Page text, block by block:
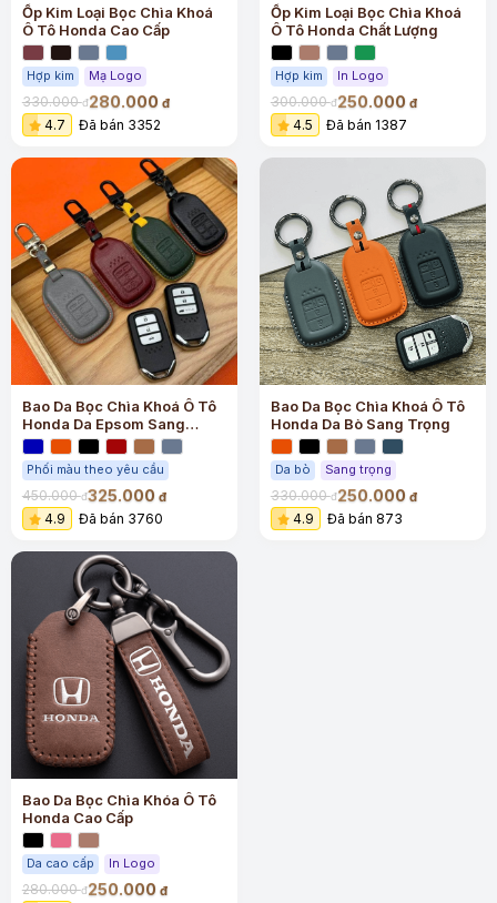
Ốp Kim Loại Bọc Chìa Khoá
Ô Tô Honda Cao Cấp
Hợp kim Mạ Logo
330.000đ280.000 đ
4.7 Đã bán 3352
Ốp Kim Loại Bọc Chìa Khoá
Ô Tô Honda Chất Lượng
Hợp kim In Logo
300.000đ250.000 đ
4.5 Đã bán 1387
Bao Da Bọc Chìa Khoá Ô Tô
Honda Da Epsom Sang
Trọng
Phối màu theo yêu cầu
450.000đ325.000 đ
4.9 Đã bán 3760
Bao Da Bọc Chìa Khoá Ô Tô
Honda Da Bò Sang Trọng
Da bò Sang trọng
330.000đ250.000 đ
4.9 Đã bán 873
Bao Da Bọc Chìa Khóa Ô Tô
Honda Cao Cấp
Da cao cấp In Logo
280.000đ250.000 đ